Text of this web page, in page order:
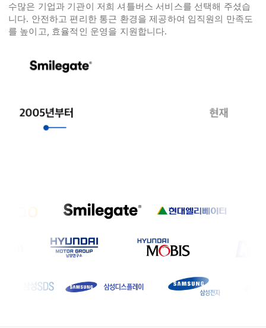
수많은 기업과 기관이 저희 셔틀버스 서비스를 선택해 주셨습
니다. 안전하고 편리한 통근 환경을 제공하여 임직원의 만족도
를 높이고, 효율적인 운영을 지원합니다.